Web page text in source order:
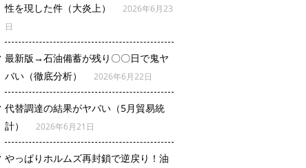
性を現した件（大炎上）
2026年6月23
日
最新版→石油備蓄が残り〇〇日で鬼ヤ
バい（徹底分析）
2026年6月22日
代替調達の結果がヤバい（5月貿易統
計）
2026年6月21日
やっぱりホルムズ再封鎖で逆戻り！油